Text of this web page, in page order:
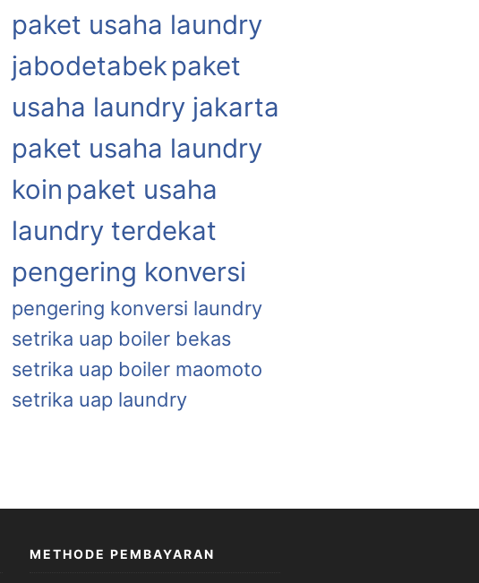
paket usaha laundry
jabodetabekpaket
usaha laundry jakarta
paket usaha laundry
koin paket usaha
laundry terdekat
pengering konversi
pengering konversi laundry
setrika uap boiler bekas
setrika uap boiler maomoto
setrika uap laundry
METHODE PEMBAYARAN